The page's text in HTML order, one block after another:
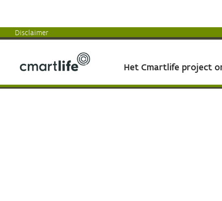
Disclaimer
Het Cmartlife project